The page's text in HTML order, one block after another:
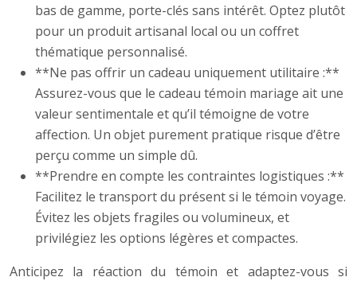
bas de gamme, porte-clés sans intérêt. Optez plutôt
pour un produit artisanal local ou un coffret
thématique personnalisé.
**Ne pas offrir un cadeau uniquement utilitaire :**
Assurez-vous que le cadeau témoin mariage ait une
valeur sentimentale et qu’il témoigne de votre
affection. Un objet purement pratique risque d’être
perçu comme un simple dû.
**Prendre en compte les contraintes logistiques :**
Facilitez le transport du présent si le témoin voyage.
Évitez les objets fragiles ou volumineux, et
privilégiez les options légères et compactes.
Anticipez la réaction du témoin et adaptez-vous si